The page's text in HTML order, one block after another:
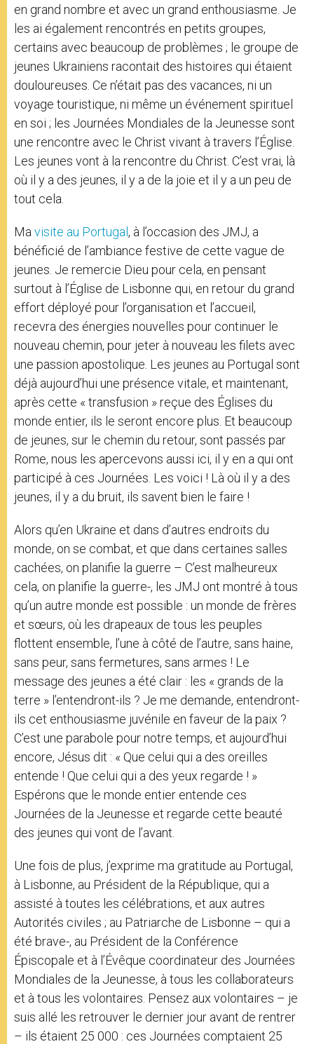
en grand nombre et avec un grand enthousiasme. Je
les ai également rencontrés en petits groupes,
certains avec beaucoup de problèmes ; le groupe de
jeunes Ukrainiens racontait des histoires qui étaient
douloureuses. Ce n’était pas des vacances, ni un
voyage touristique, ni même un événement spirituel
en soi ; les Journées Mondiales de la Jeunesse sont
une rencontre avec le Christ vivant à travers l’Église.
Les jeunes vont à la rencontre du Christ. C’est vrai, là
où il y a des jeunes, il y a de la joie et il y a un peu de
tout cela.
Ma visite au Portugal , à l’occasion des JMJ, a
bénéficié de l’ambiance festive de cette vague de
jeunes. Je remercie Dieu pour cela, en pensant
surtout à l’Église de Lisbonne qui, en retour du grand
effort déployé pour l’organisation et l’accueil,
recevra des énergies nouvelles pour continuer le
nouveau chemin, pour jeter à nouveau les filets avec
une passion apostolique. Les jeunes au Portugal sont
déjà aujourd’hui une présence vitale, et maintenant,
après cette « transfusion » reçue des Églises du
monde entier, ils le seront encore plus. Et beaucoup
de jeunes, sur le chemin du retour, sont passés par
Rome, nous les apercevons aussi ici, il y en a qui ont
participé à ces Journées. Les voici ! Là où il y a des
jeunes, il y a du bruit, ils savent bien le faire !
Alors qu’en Ukraine et dans d’autres endroits du
monde, on se combat, et que dans certaines salles
cachées, on planifie la guerre – C’est malheureux
cela, on planifie la guerre-, les JMJ ont montré à tous
qu’un autre monde est possible : un monde de frères
et sœurs, où les drapeaux de tous les peuples
flottent ensemble, l’une à côté de l’autre, sans haine,
sans peur, sans fermetures, sans armes ! Le
message des jeunes a été clair : les « grands de la
terre » l’entendront-ils ? Je me demande, entendront-
ils cet enthousiasme juvénile en faveur de la paix ?
C’est une parabole pour notre temps, et aujourd’hui
encore, Jésus dit : « Que celui qui a des oreilles
entende ! Que celui qui a des yeux regarde ! »
Espérons que le monde entier entende ces
Journées de la Jeunesse et regarde cette beauté
des jeunes qui vont de l’avant.
Une fois de plus, j’exprime ma gratitude au Portugal,
à Lisbonne, au Président de la République, qui a
assisté à toutes les célébrations, et aux autres
Autorités civiles ; au Patriarche de Lisbonne – qui a
été brave-, au Président de la Conférence
Épiscopale et à l’Évêque coordinateur des Journées
Mondiales de la Jeunesse, à tous les collaborateurs
et à tous les volontaires. Pensez aux volontaires – je
suis allé les retrouver le dernier jour avant de rentrer
– ils étaient 25 000 : ces Journées comptaient 25